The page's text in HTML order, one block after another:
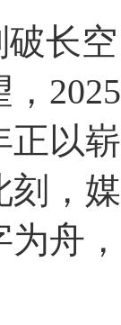
长
以
，
为舟